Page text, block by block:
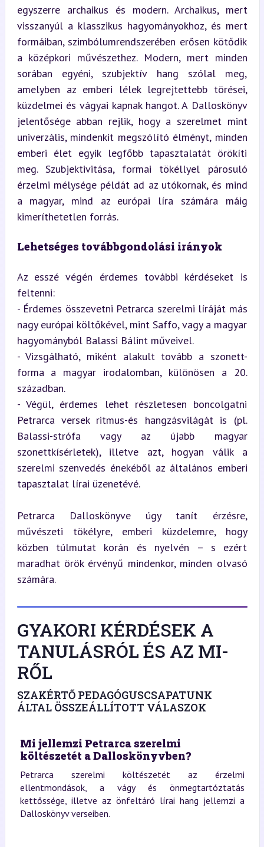
egyszerre archaikus és modern. Archaikus, mert
visszanyúl a klasszikus hagyományokhoz, és mert
formáiban, szimbólumrendszerében erősen kötődik
a középkori művészethez. Modern, mert minden
sorában egyéni, szubjektív hang szólal meg,
amelyben az emberi lélek legrejtettebb törései,
küzdelmei és vágyai kapnak hangot. A Dalloskönyv
jelentősége abban rejlik, hogy a szerelmet mint
univerzális, mindenkit megszólító élményt, minden
emberi élet egyik legfőbb tapasztalatát örökíti
meg. Szubjektivitása, formai tökéllyel párosuló
érzelmi mélysége példát ad az utókornak, és mind
a magyar, mind az európai líra számára máig
kimeríthetetlen forrás.
Lehetséges továbbgondolási irányok
Az esszé végén érdemes további kérdéseket is
feltenni:
- Érdemes összevetni Petrarca szerelmi líráját más
nagy európai költőkével, mint Saffo, vagy a magyar
hagyományból Balassi Bálint műveivel.
- Vizsgálható, miként alakult tovább a szonett-
forma a magyar irodalomban, különösen a 20.
században.
- Végül, érdemes lehet részletesen boncolgatni
Petrarca versek ritmus-és hangzásvilágát is (pl.
Balassi-strófa vagy az újabb magyar
szonettkísérletek), illetve azt, hogyan válik a
szerelmi szenvedés énekéből az általános emberi
tapasztalat lírai üzenetévé.
Petrarca Dalloskönyve úgy tanít érzésre,
művészeti tökélyre, emberi küzdelemre, hogy
közben túlmutat korán és nyelvén – s ezért
maradhat örök érvényű mindenkor, minden olvasó
számára.
GYAKORI KÉRDÉSEK A
TANULÁSRÓL ÉS AZ MI-
RŐL
SZAKÉRTŐ PEDAGÓGUSCSAPATUNK
ÁLTAL ÖSSZEÁLLÍTOTT VÁLASZOK
Mi jellemzi Petrarca szerelmi
költészetét a Dalloskönyvben?
Petrarca szerelmi költészetét az érzelmi
ellentmondások, a vágy és önmegtartóztatás
kettőssége, illetve az önfeltáró lírai hang jellemzi a
Dalloskönyv verseiben.